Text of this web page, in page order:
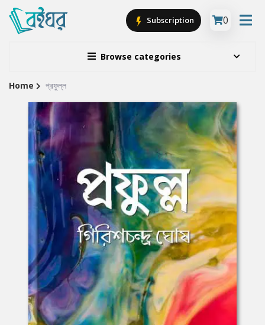
Browse categories
Subscription 0
Site
Breadcrumb
Home প্রফুল্ল